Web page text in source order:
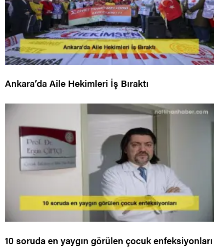
Ankara’da Aile Hekimleri İş Bıraktı
10 soruda en yaygın görülen çocuk enfeksiyonları